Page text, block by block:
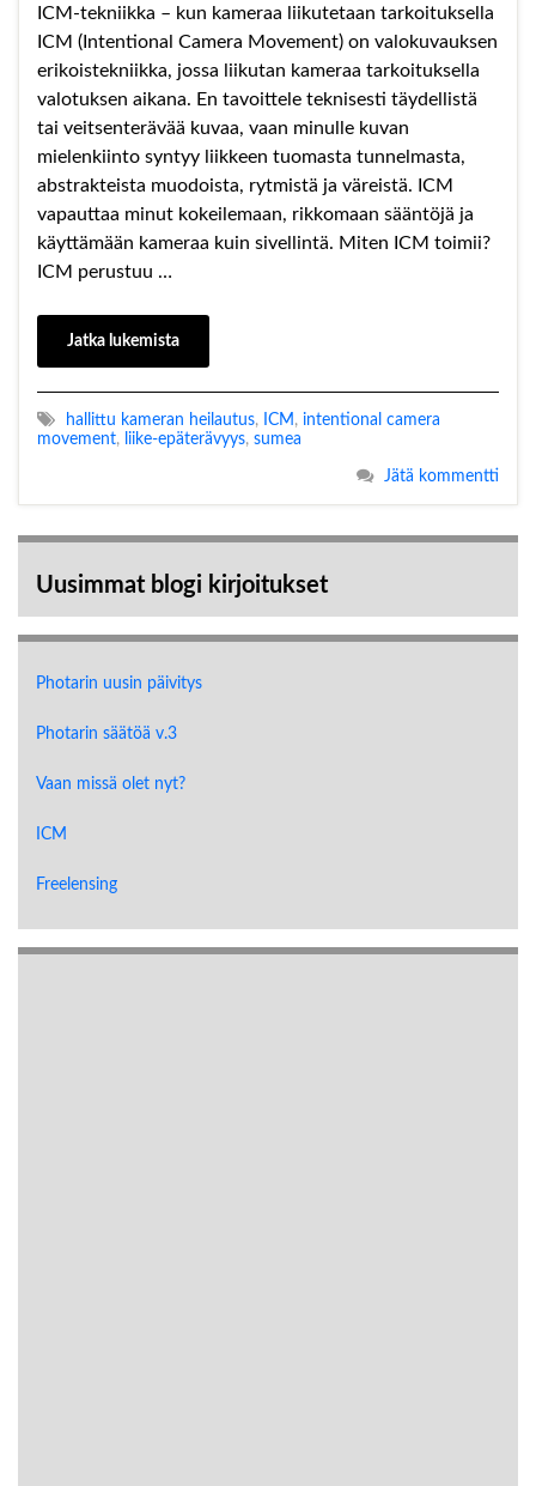
ICM‑tekniikka – kun kameraa liikutetaan tarkoituksella
ICM (Intentional Camera Movement) on valokuvauksen
erikoistekniikka, jossa liikutan kameraa tarkoituksella
valotuksen aikana. En tavoittele teknisesti täydellistä
tai veitsenterävää kuvaa, vaan minulle kuvan
mielenkiinto syntyy liikkeen tuomasta tunnelmasta,
abstrakteista muodoista, rytmistä ja väreistä. ICM
vapauttaa minut kokeilemaan, rikkomaan sääntöjä ja
käyttämään kameraa kuin sivellintä. Miten ICM toimii?
ICM perustuu …
Jatka lukemista
hallittu kameran heilautus, ICM , intentional camera
movement, liike-epäterävyys, sumea
Jätä kommentti
Uusimmat blogi kirjoitukset
Photarin uusin päivitys
Photarin säätöä v.3
Vaan missä olet nyt?
ICM
Freelensing